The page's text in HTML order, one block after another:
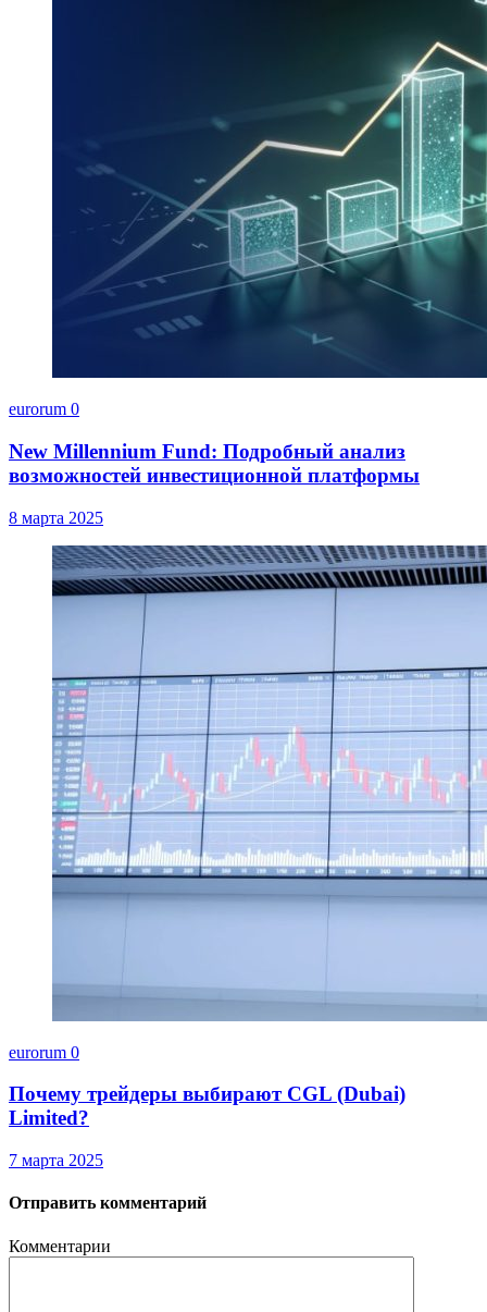
eurorum 0
New Millennium Fund: Подробный анализ
возможностей инвестиционной платформы
8 марта 2025
eurorum 0
Почему трейдеры выбирают CGL (Dubai)
Limited?
7 марта 2025
Отправить комментарий
Комментарии